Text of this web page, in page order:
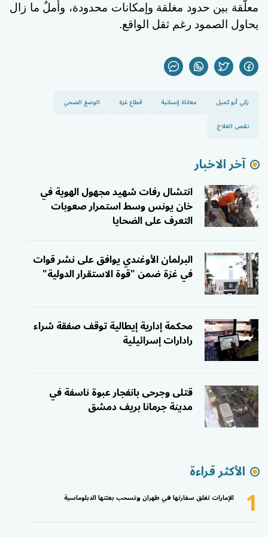
معلّقة بين حدود مغلقة وإمكانات محدودة، وأملٌ ما زال
يحاول الصمود رغم ثقل الواقع.
زكي أبو كميل معاناة إنسانية قطاع غزة
الوضع الصحي
نقص العلاج
آخر الاخبار
انتشال رفات شهيد مجهول الهوية في
خان يونس وسط استمرار صعوبات
التعرف على الضحايا
البرلمان الأوغندي يوافق على نشر قوات
في غزة ضمن "قوة الاستقرار الدولية"
محكمة إدارية إيطالية توقف صفقة شراء
رادارات إسرائيلية
قتلى وجرحى بانفجار عبوة ناسفة في
مدينة جرمانا بريف دمشق
الأكثر قراءة
1 الإمارات تغلق سفارتها في طهران وتسحب بعثتها الدبلوماسية